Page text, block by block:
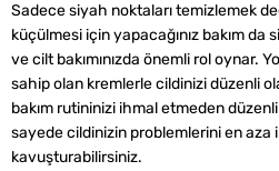
Sadece siyah noktaları temizlemek
küçülmesi için yapacağınız bakım da
ve cilt bakımınızda önemli rol oynar.
sahip olan kremlerle cildinizi düzenli
bakım rutininizi ihmal etmeden düzenli
sayede cildinizin problemlerini en aza
kavuşturabilirsiniz.